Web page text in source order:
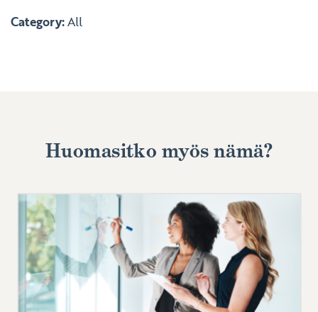
Category:All
Huomasitko myös nämä?